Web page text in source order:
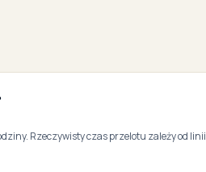
Rzeczywisty czas przelotu zależy od